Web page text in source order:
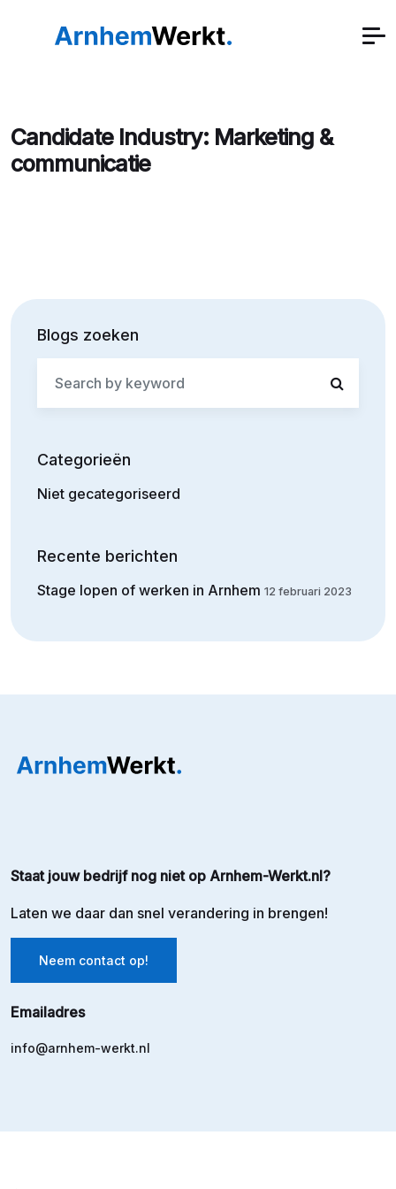
Candidate Industry: Marketing &
communicatie
Blogs zoeken
for:
Categorieën
Niet gecategoriseerd
Recente berichten
Stage lopen of werken in Arnhem 12 februari 2023
Staat jouw bedrijf nog niet op Arnhem-Werkt.nl?
Laten we daar dan snel verandering in brengen!
Neem contact op!
Emailadres
info@arnhem-werkt.nl